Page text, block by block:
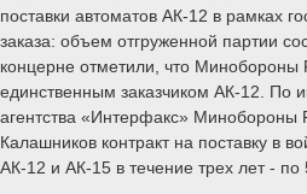
поставки автоматов АК-12 в рамках
заказа: объем отгруженной партии
концерне отметили, что Минобороны
единственным заказчиком АК-12. По
агентства «Интерфакс» Минобороны
Калашников контракт на поставку в
АК-12 и АК-15 в течение трех лет - по